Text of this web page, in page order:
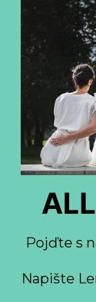
Pojďte s
Napište